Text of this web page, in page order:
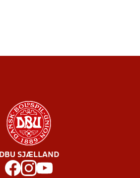
DBU SJÆLLAND